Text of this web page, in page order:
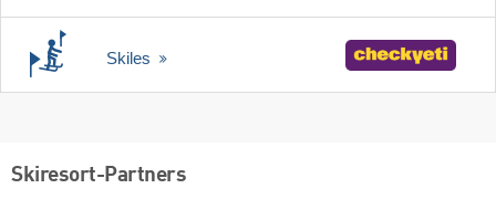
Skiles
Skiresort-Partners